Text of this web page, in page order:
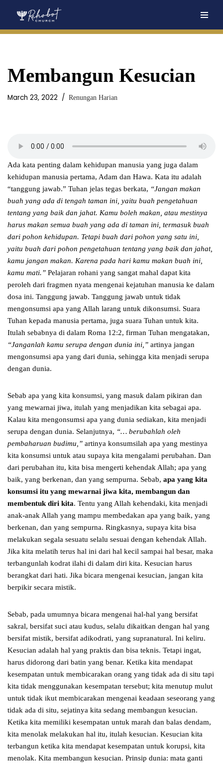
Membangun Kesucian
March 23, 2022 Renungan Harian
Ada kata penting dalam kehidupan manusia yang juga dalam
kehidupan manusia pertama, Adam dan Hawa. Kata itu adalah
“tanggung jawab.” Tuhan jelas tegas berkata, “Jangan makan
buah yang ada di tengah taman ini, yaitu buah pengetahuan
tentang yang baik dan jahat. Kamu boleh makan, atau mestinya
harus makan semua buah yang ada di taman ini, termasuk buah
dari pohon kehidupan. Tetapi buah dari pohon yang satu ini,
yaitu buah dari pohon pengetahuan tentang yang baik dan jahat,
kamu jangan makan. Karena pada hari kamu makan buah ini,
kamu mati.” Pelajaran rohani yang sangat mahal dapat kita
peroleh dari fragmen nyata mengenai kejatuhan manusia ke dalam
dosa ini. Tanggung jawab. Tanggung jawab untuk tidak
mengonsumsi apa yang Allah larang untuk dikonsumsi. Suara
Tuhan kepada manusia pertama, juga suara Tuhan untuk kita.
Itulah sebabnya di dalam Roma 12:2, firman Tuhan mengatakan,
“Janganlah kamu serupa dengan dunia ini,” artinya jangan
mengonsumsi apa yang dari dunia, sehingga kita menjadi serupa
dengan dunia.
Sebab apa yang kita konsumsi, yang masuk dalam pikiran dan
yang mewarnai jiwa, itulah yang menjadikan kita sebagai apa.
Kalau kita mengonsumsi apa yang dunia sediakan, kita menjadi
serupa dengan dunia. Selanjutnya, “… berubahlah oleh
pembaharuan budimu,” artinya konsumsilah apa yang mestinya
kita konsumsi untuk atau supaya kita mengalami perubahan. Dan
dari perubahan itu, kita bisa mengerti kehendak Allah; apa yang
baik, yang berkenan, dan yang sempurna. Sebab, apa yang kita
konsumsi itu yang mewarnai jiwa kita, membangun dan
membentuk diri kita. Tentu yang Allah kehendaki, kita menjadi
anak-anak Allah yang mampu membedakan apa yang baik, yang
berkenan, dan yang sempurna. Ringkasnya, supaya kita bisa
melakukan segala sesuatu selalu sesuai dengan kehendak Allah.
Jika kita melatih terus hal ini dari hal kecil sampai hal besar, maka
terbangunlah kodrat ilahi di dalam diri kita. Kesucian harus
berangkat dari hati. Jika bicara mengenai kesucian, jangan kita
berpikir secara mistik.
Sebab, pada umumnya bicara mengenai hal-hal yang bersifat
sakral, bersifat suci atau kudus, selalu dikaitkan dengan hal yang
bersifat mistik, bersifat adikodrati, yang supranatural. Ini keliru.
Kesucian adalah hal yang praktis dan bisa teknis. Tetapi ingat,
harus didorong dari batin yang benar. Ketika kita mendapat
kesempatan untuk membicarakan orang yang tidak ada di situ tapi
kita tidak menggunakan kesempatan tersebut; kita menutup mulut
untuk tidak ikut membicarakan mengenai keadaan seseorang yang
tidak ada di situ, sejatinya kita sedang membangun kesucian.
Ketika kita memiliki kesempatan untuk marah dan balas dendam,
kita menolak melakukan hal itu, itulah kesucian. Kesucian kita
terbangun ketika kita mendapat kesempatan untuk korupsi, kita
menolak. Kita membangun kesucian. Prinsip dunia: mata ganti